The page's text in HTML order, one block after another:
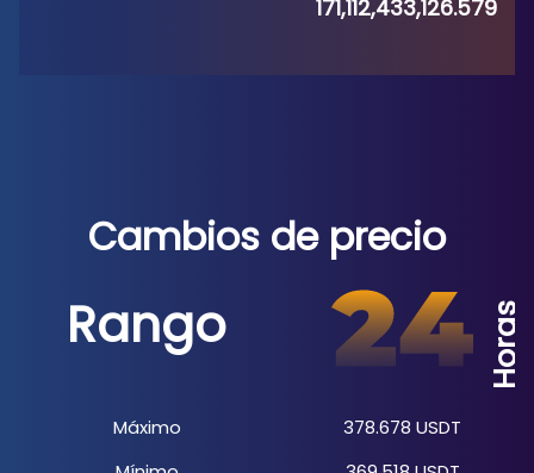
171,112,433,126.579
Cambios de precio
Rango
Máximo
Horas
378.678 USDT